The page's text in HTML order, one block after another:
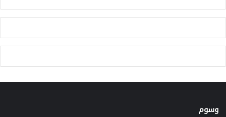
و
ا
ب
د
ج
وسوم